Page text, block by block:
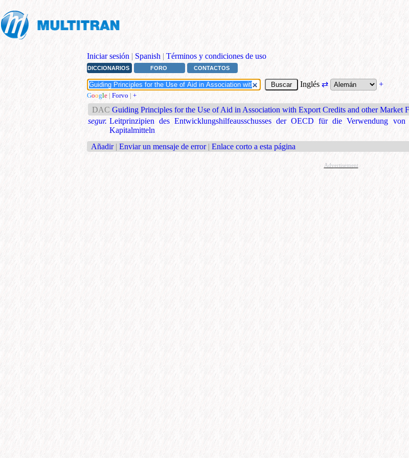
Iniciar sesión | Spanish | Términos y condiciones de uso
DICCIONARIOS FORO CONTACTOS
Inglés ⇄ +
Google | Forvo | +
DAC Guiding Principles for the Use of Aid in Association with Export Credits and other Market
segur. Leitprinzipien des Entwicklungshilfeausschusses der OECD für die Verwendung
Kapitalmitteln
Añadir | Enviar un mensaje de error | Enlace corto a esta página
Advertisement